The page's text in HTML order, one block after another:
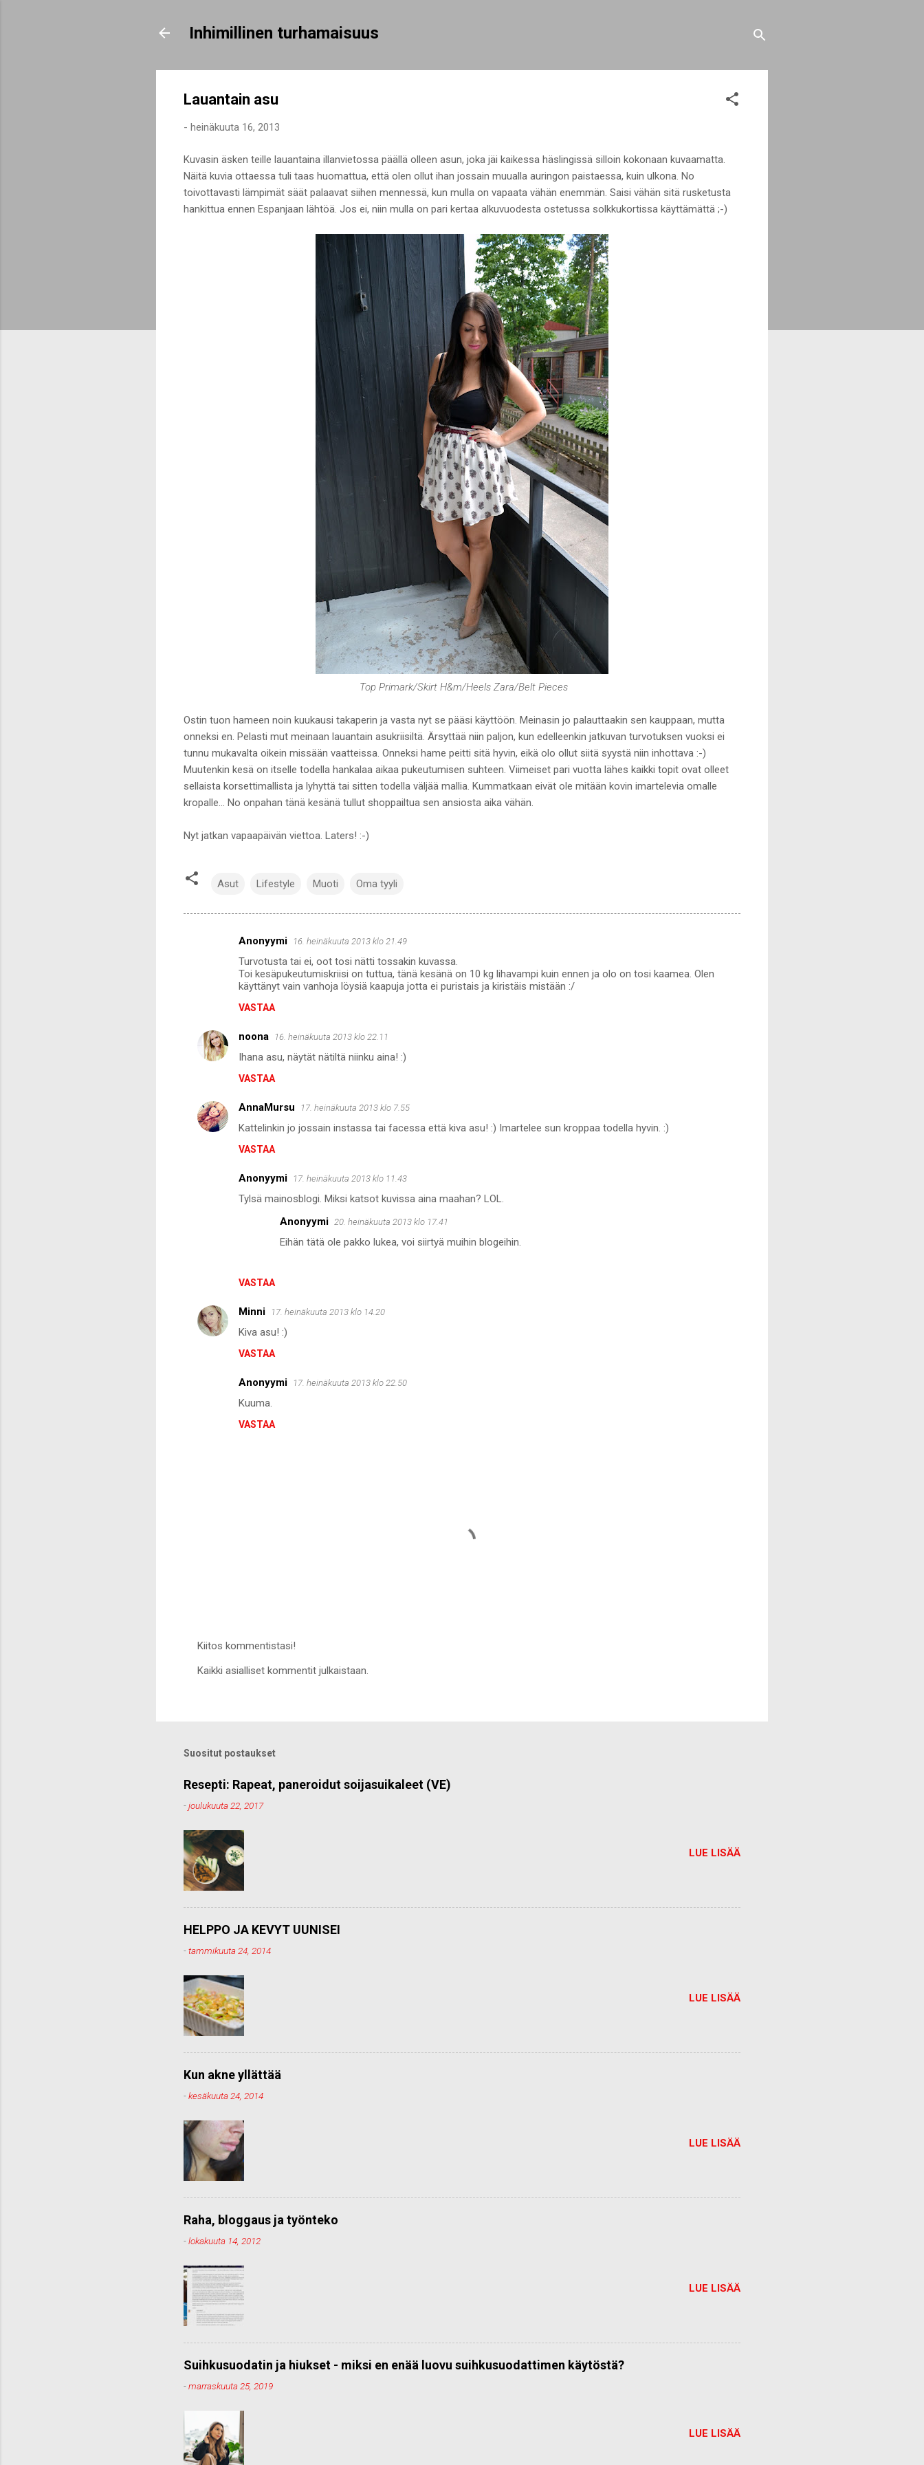
Inhimillinen turhamaisuus
Lauantain asu
- heinäkuuta 16, 2013
Kuvasin äsken teille lauantaina illanvietossa päällä olleen asun, joka jäi kaikessa häslingissä silloin kokonaan kuvaamatta.
Näitä kuvia ottaessa tuli taas huomattua, että olen ollut ihan jossain muualla auringon paistaessa, kuin ulkona. No
toivottavasti lämpimät säät palaavat siihen mennessä, kun mulla on vapaata vähän enemmän. Saisi vähän sitä rusketusta
hankittua ennen Espanjaan lähtöä. Jos ei, niin mulla on pari kertaa alkuvuodesta ostetussa solkkukortissa käyttämättä ;-)
Top Primark/Skirt H&m/Heels Zara/Belt Pieces
Ostin tuon hameen noin kuukausi takaperin ja vasta nyt se pääsi käyttöön. Meinasin jo palauttaakin sen kauppaan, mutta
onneksi en. Pelasti mut meinaan lauantain asukriisiltä. Ärsyttää niin paljon, kun edelleenkin jatkuvan turvotuksen vuoksi ei
tunnu mukavalta oikein missään vaatteissa. Onneksi hame peitti sitä hyvin, eikä olo ollut siitä syystä niin inhottava :-)
Muutenkin kesä on itselle todella hankalaa aikaa pukeutumisen suhteen. Viimeiset pari vuotta lähes kaikki topit ovat olleet
sellaista korsettimallista ja lyhyttä tai sitten todella väljää mallia. Kummatkaan eivät ole mitään kovin imartelevia omalle
kropalle... No onpahan tänä kesänä tullut shoppailtua sen ansiosta aika vähän.
Nyt jatkan vapaapäivän viettoa. Laters! :-)
Asut Lifestyle Muoti Oma tyyli
n
Anonyymi 16. heinäkuuta 2013 klo 21.49
Turvotusta tai ei, oot tosi nätti tossakin kuvassa.
Toi kesäpukeutumiskriisi on tuttua, tänä kesänä on 10 kg lihavampi kuin ennen ja olo on tosi kaamea. Olen
käyttänyt vain vanhoja löysiä kaapuja jotta ei puristais ja kiristäis mistään :/
VASTAA
noona 16. heinäkuuta 2013 klo 22.11
Ihana asu, näytät nätiltä niinku aina! :)
VASTAA
AnnaMursu 17. heinäkuuta 2013 klo 7.55
Kattelinkin jo jossain instassa tai facessa että kiva asu! :) Imartelee sun kroppaa todella hyvin. :)
VASTAA
Anonyymi 17. heinäkuuta 2013 klo 11.43
Tylsä mainosblogi. Miksi katsot kuvissa aina maahan? LOL.
VASTAA
Anonyymi 20. heinäkuuta 2013 klo 17.41
Eihän tätä ole pakko lukea, voi siirtyä muihin blogeihin.
Minni 17. heinäkuuta 2013 klo 14.20
Kiva asu! :)
VASTAA
Anonyymi 17. heinäkuuta 2013 klo 22.50
Kuuma.
VASTAA
ä
m
e
t
i
Kiitos kommentistasi!
Kaikki asialliset kommentit julkaistaan.
Suositut postaukset
Resepti: Rapeat, paneroidut soijasuikaleet (VE)
-joulukuuta 22, 2017
LUE LISÄÄ
HELPPO JA KEVYT UUNISEI
-tammikuuta 24, 2014
LUE LISÄÄ
Kun akne yllättää
-kesäkuuta 24, 2014
LUE LISÄÄ
Raha, bloggaus ja työnteko
-lokakuuta 14, 2012
LUE LISÄÄ
Suihkusuodatin ja hiukset - miksi en enää luovu suihkusuodattimen käytöstä?
-marraskuuta 25, 2019
LUE LISÄÄ